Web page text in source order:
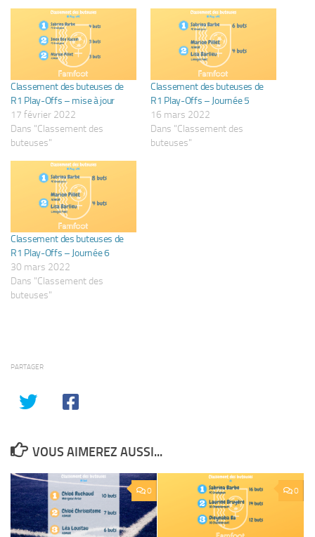
Classement des buteuses de
R1 Play-Offs – mise à jour
17 février 2022
Dans "Classement des
buteuses"
Classement des buteuses de
R1 Play-Offs – Journée 5
16 mars 2022
Dans "Classement des
buteuses"
Classement des buteuses de
R1 Play-Offs – Journée 6
30 mars 2022
Dans "Classement des
buteuses"
PARTAGER
VOUS AIMEREZ AUSSI...
0 0